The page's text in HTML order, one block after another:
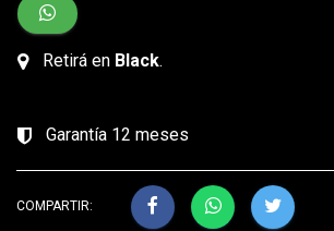
Retirá en Black.
Garantía 12 meses
COMPARTIR: